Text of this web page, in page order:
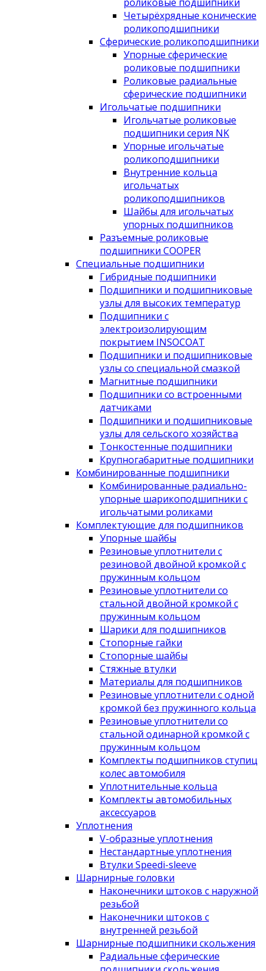
Четырёхрядные конические
роликоподшипники
Сферические роликоподшипники
Упорные сферические
роликовые подшипники
Роликовые радиальные
сферические подшипники
Игольчатые подшипники
Игольчатые роликовые
подшипники серия NK
Упорные игольчатые
роликоподшипники
Внутренние кольца
игольчатых
роликоподшипников
Шайбы для игольчатых
упорных подшипников
Разъемные роликовые
подшипники COOPER
Специальные подшипники
Гибридные подшипники
Подшипники и подшипниковые
узлы для высоких температур
Подшипники с
электроизолирующим
покрытием INSOCOAT
Подшипники и подшипниковые
узлы со специальной смазкой
Магнитные подшипники
Подшипники со встроенными
датчиками
Подшипники и подшипниковые
узлы для сельского хозяйства
Тонкостенные подшипники
Крупногабаритные подшипники
Комбинированные подшипники
Комбинированные радиально-
упорные шарикоподшипники с
игольчатыми роликами
Комплектующие для подшипников
Упорные шайбы
Резиновые уплотнители с
резиновой двойной кромкой с
пружинным кольцом
Резиновые уплотнители со
стальной двойной кромкой с
пружинным кольцом
Шарики для подшипников
Стопорные гайки
Стопорные шайбы
Стяжные втулки
Материалы для подшипников
Резиновые уплотнители с одной
кромкой без пружинного кольца
Резиновые уплотнители со
стальной одинарной кромкой с
пружинным кольцом
Комплекты подшипников ступиц
колес автомобиля
Уплотнительные кольца
Комплекты автомобильных
аксессуаров
Уплотнения
V-образные уплотнения
Нестандартные уплотнения
Втулки Speedi-sleeve
Шарнирные головки
Наконечники штоков с наружной
резьбой
Наконечники штоков с
внутренней резьбой
Шарнирные подшипники скольжения
Радиальные сферические